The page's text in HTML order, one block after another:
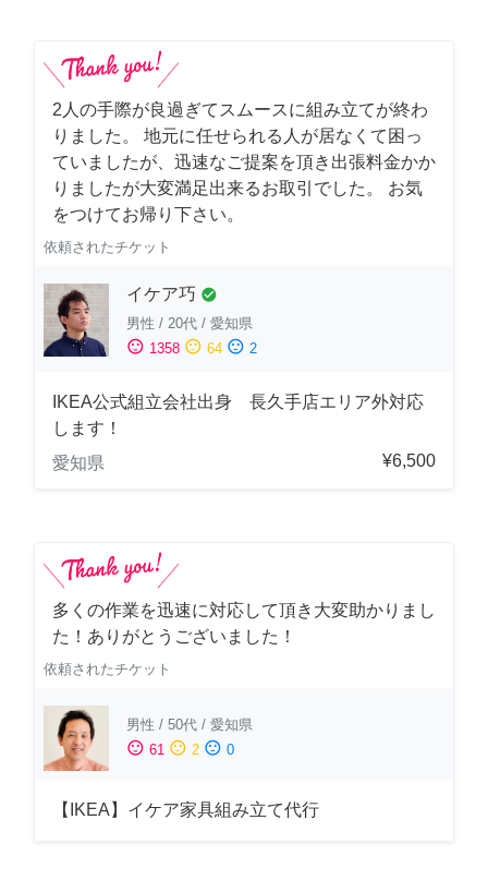
2人の手際が良過ぎてスムースに組み立てが終わ
りました。 地元に任せられる人が居なくて困っ
ていましたが、迅速なご提案を頂き出張料金かか
りましたが大変満足出来るお取引でした。 お気
をつけてお帰り下さい。
依頼されたチケット
イケア巧 check_circle
男性 / 20代 / 愛知県
sentiment_satisfied 1358 sentiment_neutral 64 sentiment_dissatisfied 2
IKEA公式組立会社出身 長久手店エリア外対応
します！
愛知県
¥6,500
多くの作業を迅速に対応して頂き大変助かりまし
た！ありがとうございました！
依頼されたチケット
男性 / 50代 / 愛知県
sentiment_satisfied 61 sentiment_neutral 2 sentiment_dissatisfied 0
【IKEA】イケア家具組み立て代行